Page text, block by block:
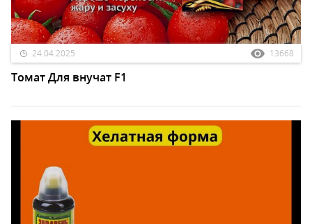
24.04.2025 13668
Томат Для внучат F1